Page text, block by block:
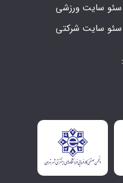
سئو سایت ورزشی
سئو سایت شرکتی